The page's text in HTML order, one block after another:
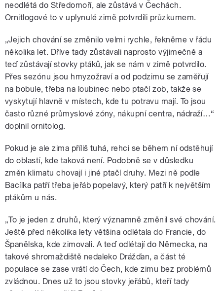
neodlétá do Středomoří, ale zůstává v Čechách.
Ornitlogové to v uplynulé zimě potvrdili průzkumem.
„Jejich chování se změnilo velmi rychle, řekněme v řádu
několika let. Dříve tady zůstávali naprosto výjimečně a
teď zůstávají stovky ptáků, jak se nám v zimě potvrdilo.
Přes sezónu jsou hmyzožraví a od podzimu se zaměřují
na bobule, třeba na loubinec nebo ptačí zob, takže se
vyskytují hlavně v místech, kde tu potravu mají. To jsou
často různé průmyslové zóny, nákupní centra, nádraží…“
doplnil ornitolog.
Pokud je ale zima příliš tuhá, rehci se během ní odstěhují
do oblastí, kde taková není. Podobně se v důsledku
změn klimatu chovají i jiné ptačí druhy. Mezi ně podle
Bacílka patří třeba jeřáb popelavý, který patří k největším
ptákům u nás.
„To je jeden z druhů, který významně změnil své chování.
Ještě před několika lety většina odlétala do Francie, do
Španělska, kde zimovali. A teď odlétají do Německa, na
takové shromaždiště nedaleko Drážďan, a část té
populace se zase vrátí do Čech, kde zimu bez problémů
zvládnou. Dnes už to jsou stovky jeřábů, kteří tady